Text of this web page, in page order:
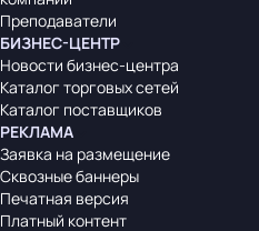
Преподаватели
БИЗНЕС-ЦЕНТР
Новости бизнес-центра
Каталог торговых сетей
Каталог поставщиков
РЕКЛАМА
Заявка на размещение
Сквозные баннеры
Печатная версия
Платный контент